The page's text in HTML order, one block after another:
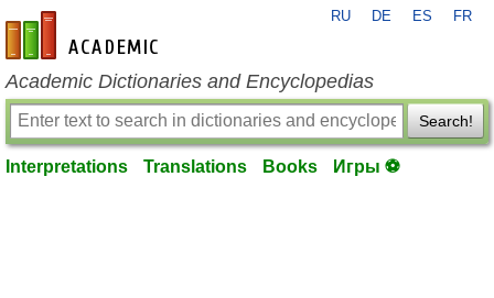
en-academic.com
RU DE ES FR
Academic Dictionaries and Encyclopedias
Search!
Interpretations Translations Books Игры ⚽